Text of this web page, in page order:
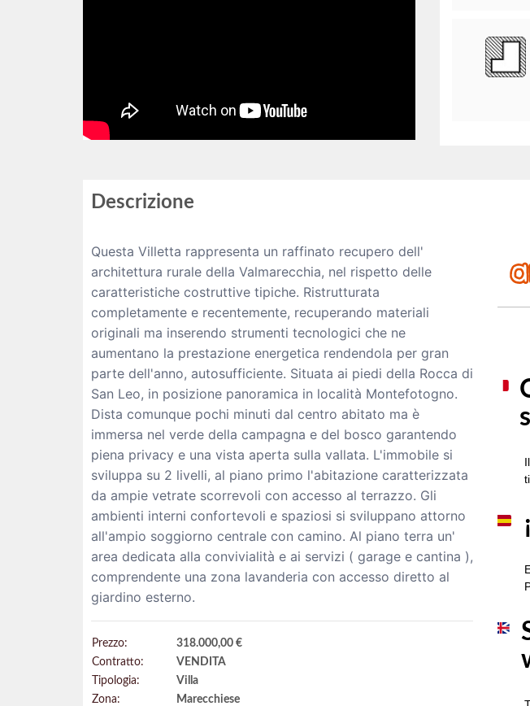
Descrizione
Questa Villetta rappresenta un raffinato recupero dell'
architettura rurale della Valmarecchia, nel rispetto delle
caratteristiche costruttive tipiche. Ristrutturata
completamente e recentemente, recuperando materiali
originali ma inserendo strumenti tecnologici che ne
aumentano la prestazione energetica rendendola per gran
parte dell'anno, autosufficiente. Situata ai piedi della Rocca di
San Leo, in posizione panoramica in località Montefotogno.
Dista comunque pochi minuti dal centro abitato ma è
immersa nel verde della campagna e del bosco garantendo
piena privacy e una vista aperta sulla vallata. L'immobile si
sviluppa su 2 livelli, al piano primo l'abitazione caratterizzata
da ampie vetrate scorrevoli con accesso al terrazzo. Gli
ambienti interni confortevoli e spaziosi si sviluppano attorno
all'ampio soggiorno centrale con camino. Al piano terra un'
area dedicata alla convivialità e ai servizi ( garage e cantina ),
comprendente una zona lavanderia con accesso diretto al
giardino esterno.
Prezzo:
318.000,00 €
Contratto:
VENDITA
Tipologia:
Villa
Zona:
Marecchiese